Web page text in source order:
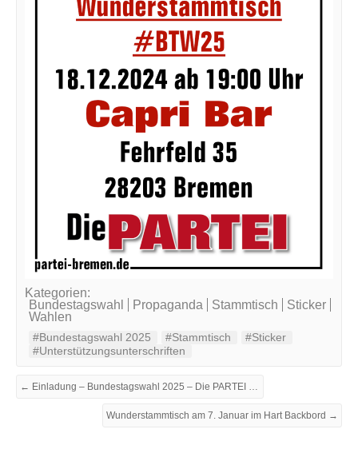
Kategorien:
Bundestagswahl
Propaganda Stammtisch
Sticker
Wahlen
#Bundestagswahl 2025 #Stammtisch
#Sticker
#Unterstützungsunterschriften
Wunderstammtisch am 7. Januar im Hart Backbord →